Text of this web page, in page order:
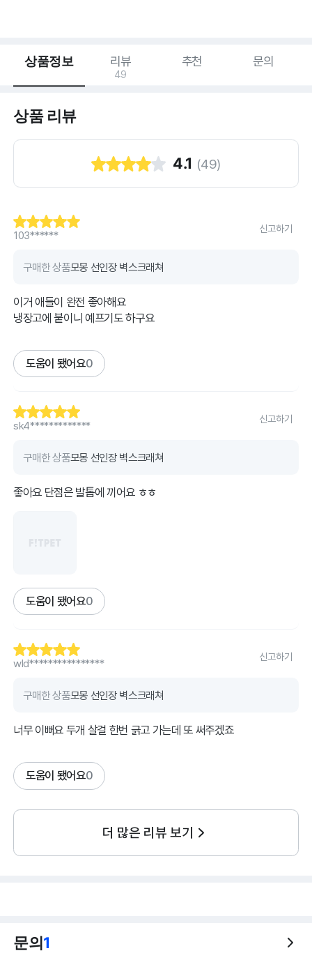
상품정보 리뷰
49
추천 문의
상품 리뷰
4.1 (49)
103******
신고하기
구매한 상품모몽 선인장 벽스크래쳐
이거 애들이 완전 좋아해요
냉장고에 붙이니 예프기도 하구요
도움이 됐어요0
sk4*************
신고하기
구매한 상품모몽 선인장 벽스크래쳐
좋아요 단점은 발톱에 끼어요 ㅎㅎ
도움이 됐어요0
wld****************
신고하기
구매한 상품모몽 선인장 벽스크래쳐
너무 이뻐요 두개 살걸 한번 긁고 가는데 또 써주겠죠
도움이 됐어요0
더 많은 리뷰 보기
문의1